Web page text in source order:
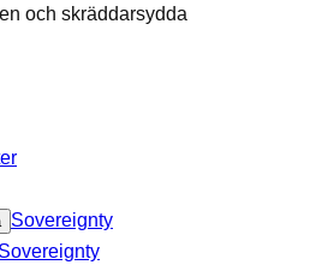
och skräddarsydda
Sovereignty